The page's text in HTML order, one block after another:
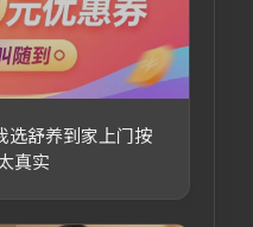
选舒养到家上门按
真实